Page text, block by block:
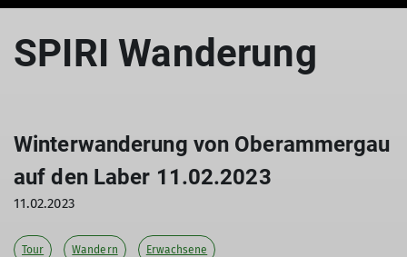
SPIRI Wanderung
Winterwanderung von Oberammergau
auf den Laber 11.02.2023
11.02.2023
Tour Wandern Erwachsene